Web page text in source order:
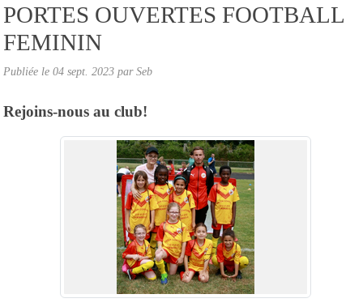
PORTES OUVERTES FOOTBALL
FEMININ
Publiée le 04 sept. 2023 parSeb
Rejoins-nous au club!